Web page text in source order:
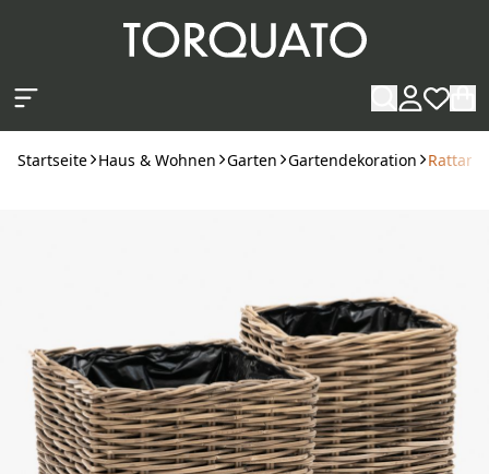
Startseite Haus & Wohnen Garten Gartendekoration Rattan-